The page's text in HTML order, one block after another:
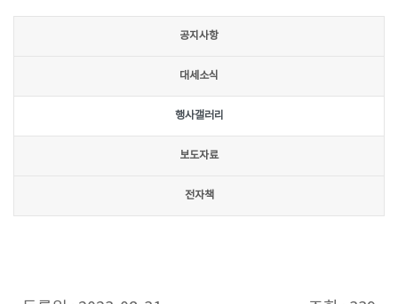
공지사항
대세소식
행사갤러리
보도자료
전자책